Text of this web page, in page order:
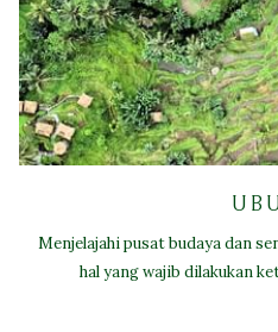
Menjelajahi pusat budaya dan
hal yang wajib dilakukan